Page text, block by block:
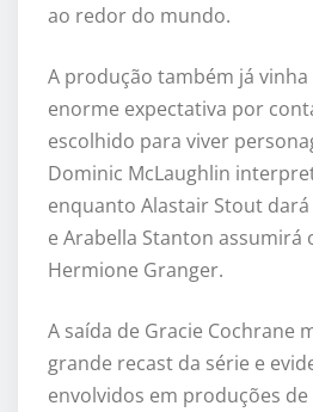
ao redor do mundo.
A produção também já vinha
enorme expectativa por
escolhido para viver
Dominic McLaughlin
enquanto Alastair Stout dará
e Arabella Stanton assumirá
Hermione Granger.
A saída de Gracie Cochrane
grande recast da série e
envolvidos em produções